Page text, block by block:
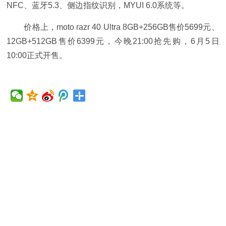
NFC、蓝牙5.3、侧边指纹识别，MYUI 6.0系统等。
价格上，moto razr 40 Ultra 8GB+256GB售价5699元、
12GB+512GB售价6399元，今晚21:00抢先购，6月5日
10:00正式开售。